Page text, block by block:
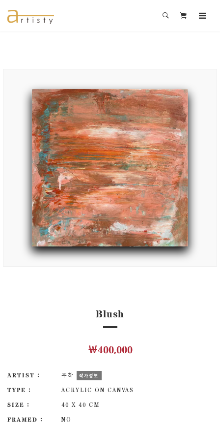
Blush
￦400,000
ARTIST : 주하 작가정보
TYPE :
ACRYLIC ON CANVAS
SIZE :
40 X 40 CM
FRAMED :
NO